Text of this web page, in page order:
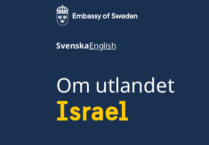
SvenskaEnglish
Om utlandet
Israel